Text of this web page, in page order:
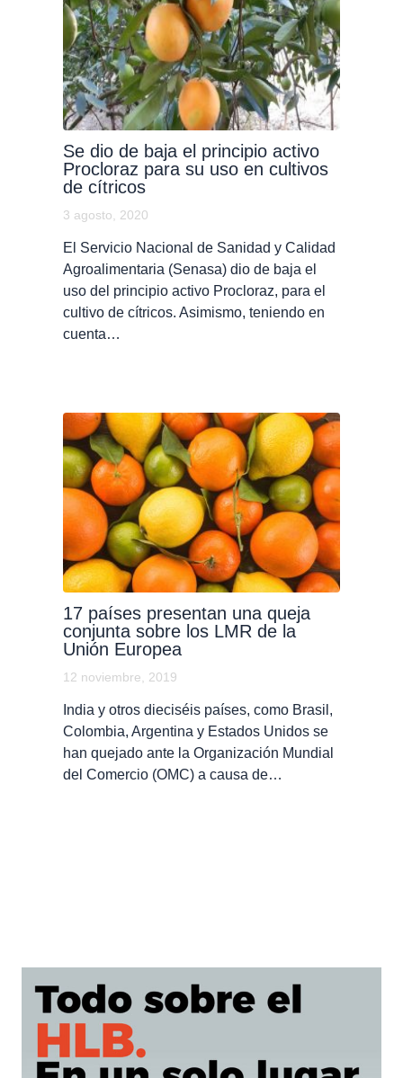
Se dio de baja el principio activo
Procloraz para su uso en cultivos
de cítricos
3 agosto, 2020
El Servicio Nacional de Sanidad y Calidad
Agroalimentaria (Senasa) dio de baja el
uso del principio activo Procloraz, para el
cultivo de cítricos. Asimismo, teniendo en
cuenta…
17 países presentan una queja
conjunta sobre los LMR de la
Unión Europea
12 noviembre, 2019
India y otros dieciséis países, como Brasil,
Colombia, Argentina y Estados Unidos se
han quejado ante la Organización Mundial
del Comercio (OMC) a causa de…